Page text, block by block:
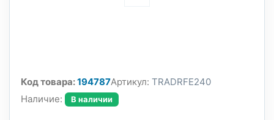
Код товара:194787Артикул: TRADRFE240
Наличие:
В наличии